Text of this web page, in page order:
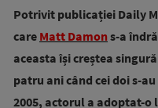
Potrivit publicației Daily
care Matt Damons-a
aceasta își creștea
patru ani când cei doi s-
2005, actorul a adoptat-o